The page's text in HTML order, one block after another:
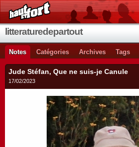
litteraturedepartout
Notes Catégories Archives Tags
Jude Stéfan, Que ne suis-je Canule
17/02/2023